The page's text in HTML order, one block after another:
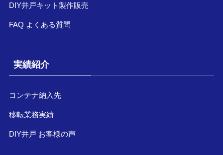
DIY井戸キット製作販売
FAQ よくある質問
実績紹介
コンテナ納入先
移転業務実績
DIY井戸 お客様の声